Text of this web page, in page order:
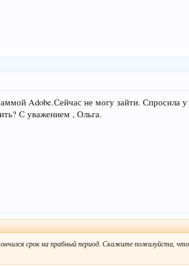
Adobe.Сейчас не могу зайти. Спросила у
С уважением , Ольга.
срок на прабный период. Скажите пожалуйста,